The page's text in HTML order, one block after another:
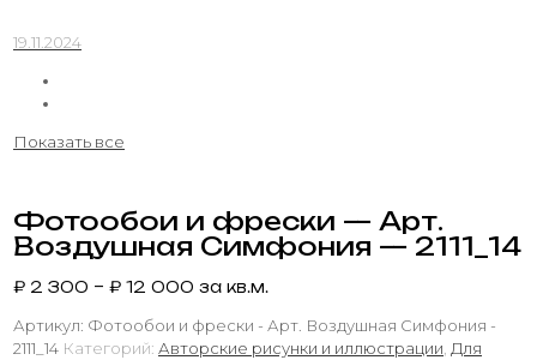
19.11.2024
Показать все
Фотообои и фрески — Арт.
Воздушная Симфония — 2111_14
₽ 2 300 – ₽ 12 000 за кв.м.
Артикул: Фотообои и фрески - Арт. Воздушная Симфония -
2111_14 Категорий: Авторские рисунки и иллюстрации, Для